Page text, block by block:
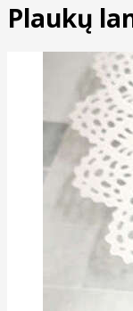
Plaukų